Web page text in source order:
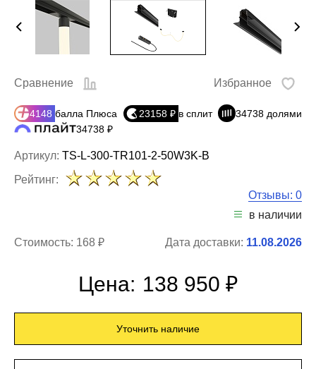
Артикул: TS-L-300-TR101-2-50W3K-B
Сравнение Избранное
4148 балла Плюса 23158 ₽ в сплит
34738 долями
34738 ₽
Рейтинг:
Отзывы: 0
в наличии
Стоимость: 168 ₽ Дата доставки: 11.08.2026
Цена: 138 950 ₽
Уточнить наличие